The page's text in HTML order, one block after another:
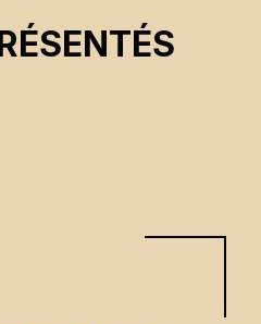
Rachel Szor, Yuval